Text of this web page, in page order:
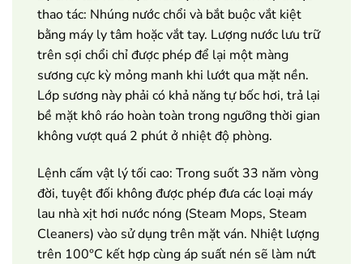
thao tác: Nhúng nước chổi và bắt buộc vắt kiệt
bằng máy ly tâm hoặc vắt tay. Lượng nước lưu trữ
trên sợi chổi chỉ được phép để lại một màng
sương cực kỳ mỏng manh khi lướt qua mặt nền.
Lớp sương này phải có khả năng tự bốc hơi, trả lại
bề mặt khô ráo hoàn toàn trong ngưỡng thời gian
không vượt quá 2 phút ở nhiệt độ phòng.
Lệnh cấm vật lý tối cao: Trong suốt 33 năm vòng
đời, tuyệt đối không được phép đưa các loại máy
lau nhà xịt hơi nước nóng (Steam Mops, Steam
Cleaners) vào sử dụng trên mặt ván. Nhiệt lượng
trên 100°C kết hợp cùng áp suất nén sẽ làm nứt